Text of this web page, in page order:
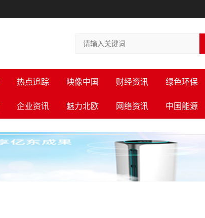
热点追踪 映像中国 财经资讯 绿色环保
企业资讯 魅力北欧 网络资讯 中国能源